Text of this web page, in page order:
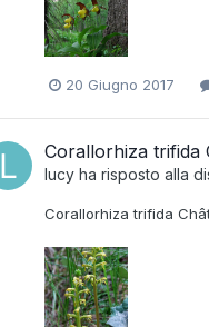
20 Giugno 2017
Corallorhiza trifida
lucy ha risposto alla
Corallorhiza trifida